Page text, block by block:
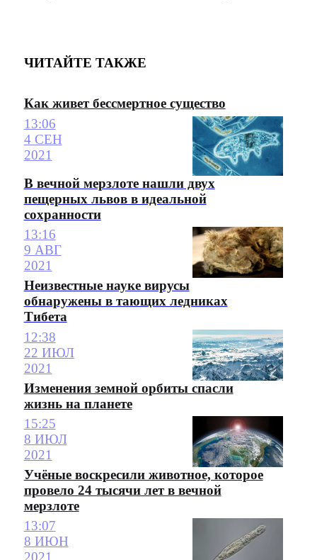
ЧИТАЙТЕ ТАКЖЕ
Как живет бессмертное существо
13:06
4 СЕН
2021
В вечной мерзлоте нашли двух
пещерных львов в идеальной
сохранности
13:16
9 АВГ
2021
Неизвестные науке вирусы
обнаружены в тающих ледниках
Тибета
12:38
22 ИЮЛ
2021
Изменения земной орбиты спасли
жизнь на планете
15:25
8 ИЮЛ
2021
Учёные воскресили животное, которое
провело 24 тысячи лет в вечной
мерзлоте
13:07
8 ИЮН